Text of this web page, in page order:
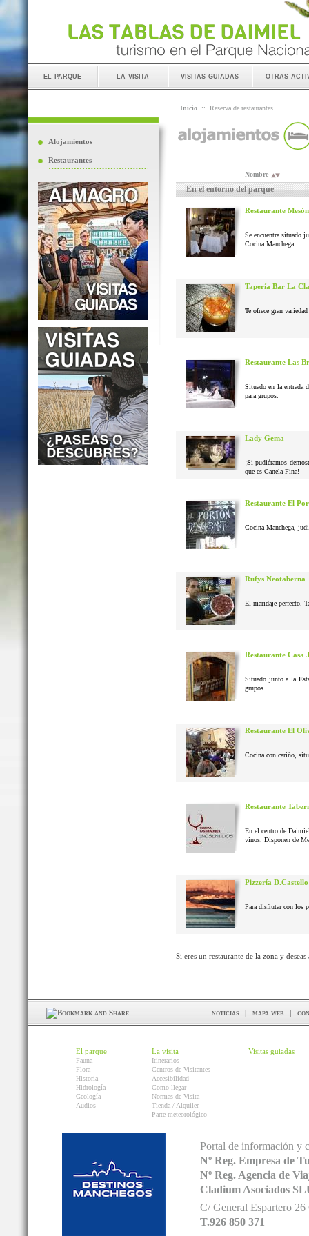
el parque la visita visitas guiadas otras
Alojamientos
Restaurantes
Inicio :: Reserva de restaurantes
Nombre
En el entorno del parque
Restaurante
Se encuentra situado
Cocina Manchega.
Tapería Bar La
Te ofrece gran
Restaurante Las
Situado en la entrada
para grupos.
Lady Gema
¡Si pudiéramos
que es Canela Fina!
Restaurante El
Cocina Manchega,
Rufys Neotaberna
El maridaje perfecto.
Restaurante Casa
Situado junto a la
grupos.
Restaurante El
Cocina con cariño,
Restaurante
En el centro de
vinos. Disponen de
Pizzería D.Castello
Para disfrutar con los
Si eres un restaurante de la zona y
noticias | mapa web |
El parque
Fauna
Flora
Historia
Hidrología
Geología
Audios
La visita
Itinerarios
Centros de Visitantes
Accesibilidad
Como llegar
Normas de Visita
Tienda / Alquiler
Parte meteorológico
Visitas guiadas
Portal de información y
Nº Reg. Empresa de
Nº Reg. Agencia de
Cladium Asociados
C/ General Espartero
T.926 850 371